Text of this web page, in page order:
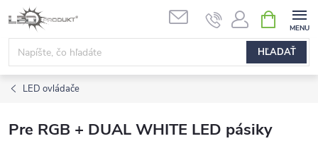
Prejsť
na
obsah
HĽADAŤ
KOŠÍK
LED ovládače
Pre RGB + DUAL WHITE LED pásiky